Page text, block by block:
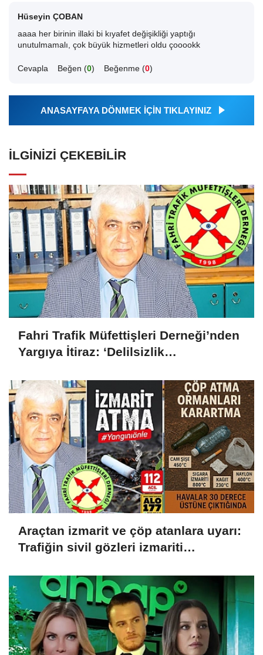
Hüseyin ÇOBAN
aaaa her birinin illaki bi kıyafet değişikliği yaptığı
unutulmamalı, çok büyük hizmetleri oldu çooookk
Cevapla Beğen (0) Beğenme (0)
ANASAYFAYA DÖNMEK İÇİN TIKLAYINIZ
İLGINIZI ÇEKEBILIR
Fahri Trafik Müfettişleri Derneği’nden
Yargıya İtiraz: ‘Delilsizlik
Hukuksuzdur’
Araçtan izmarit ve çöp atanlara uyarı:
Trafiğin sivil gözleri izmariti